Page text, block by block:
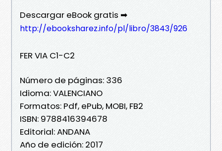
Descargar eBook gratis ➡
http://ebooksharez.info/pl/libro/3843/926
FER VIA C1-C2
Número de páginas: 336
Idioma: VALENCIANO
Formatos: Pdf, ePub, MOBI, FB2
ISBN: 9788416394678
Editorial: ANDANA
Año de edición: 2017